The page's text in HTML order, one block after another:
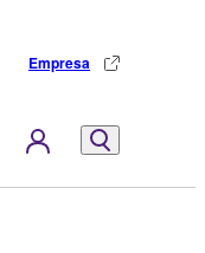
Empresa